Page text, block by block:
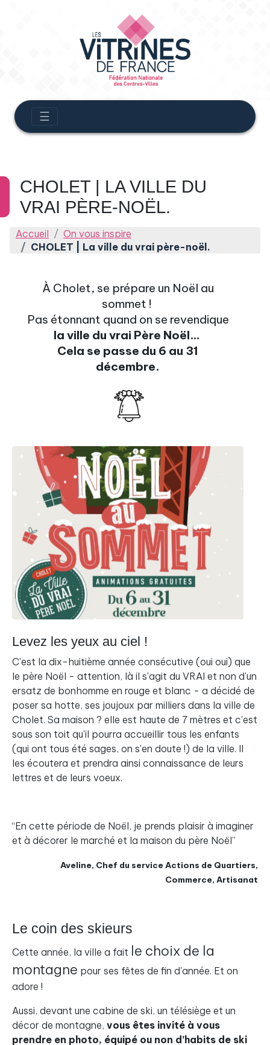
☰
CHOLET | LA VILLE DU
VRAI PÈRE-NOËL.
Accueil
On vous inspire
CHOLET | La ville du vrai père-noël.
À Cholet, se prépare un Noël au
sommet !
Pas étonnant quand on se revendique
la ville du vrai Père Noël…
Cela se passe du 6 au 31
décembre.
Levez les yeux au ciel !
C'est la dix-huitième année consécutive (oui oui) que
le père Noël - attention, là il s'agit du VRAI et non d'un
ersatz de bonhomme en rouge et blanc - a décidé de
poser sa hotte, ses joujoux par milliers dans la ville de
Cholet. Sa maison ? elle est haute de 7 mètres et c'est
sous son toit qu'il pourra accueillir tous les enfants
(qui ont tous été sages, on s'en doute !) de la ville. Il
les écoutera et prendra ainsi connaissance de leurs
lettres et de leurs voeux.
“En cette période de Noël, je prends plaisir à imaginer
et à décorer le marché et la maison du père Noël”
Aveline, Chef du service Actions de Quartiers,
Commerce, Artisanat
Le coin des skieurs
Cette année, la ville a fait le choix de la
montagne pour ses fêtes de fin d'année. Et on
adore !
Aussi, devant une cabine de ski, un télésiège et un
décor de montagne, vous êtes invité à vous
prendre en photo, équipé ou non d’habits de ski